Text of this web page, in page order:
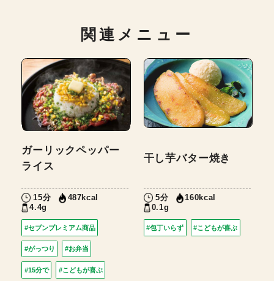
関連メニュー
ガーリックペッパー
ライス
15分
487kcal
4.4g
#セブンプレミアム商品
#がっつり #お弁当
#15分で #こどもが喜ぶ
干し芋バター焼き
5分
160kcal
0.1g
#包丁いらず #こどもが喜ぶ